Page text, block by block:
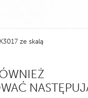
ze skalą